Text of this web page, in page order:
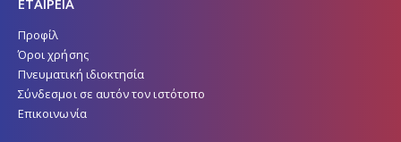
Όροι χρήσης
Πνευματική ιδιοκτησία
Σύνδεσμοι σε αυτόν τον ιστότοπο
Επικοινωνία